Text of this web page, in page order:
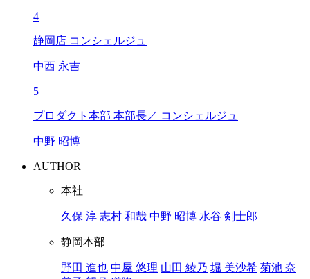
4
静岡店 コンシェルジュ
中西 永吉
5
プロダクト本部 本部長／ コンシェルジュ
中野 昭博
AUTHOR
本社
久保 淳 志村 和哉 中野 昭博 水谷 剣士郎
静岡本部
野田 進也 中屋 悠理 山田 綾乃 堀 美沙希 菊池 奈